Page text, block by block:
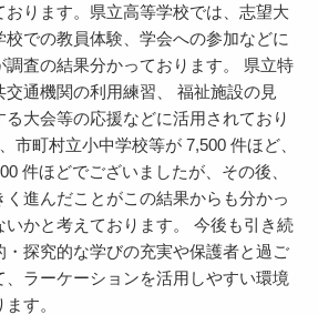
おります。県立高等学校では、志望大
での教員体験、学会への参加などに
査の結果分かっております。 県立特
交通機関の利用練習、 福祉施設の見
大会等の応援などに活用されており
市町村立小中学校等が 7,500 件ほど、
件ほどでございましたが、その後、
く進んだことがこの結果からも分かっ
かと考えております。 今後も引き続
・探究的な学びの充実や保護者と過ご
ラーケーションを活用しやすい環境
す。